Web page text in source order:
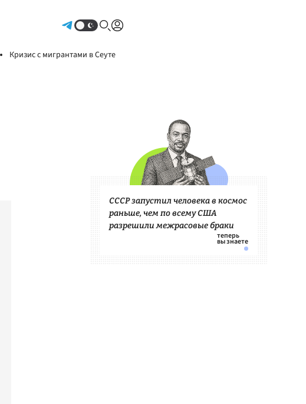
Кризис с мигрантами в Сеуте
СССР запустил человека в космос
раньше, чем по всему США
разрешили межрасовые браки